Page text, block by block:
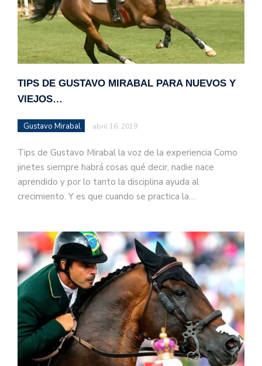
TIPS DE GUSTAVO MIRABAL PARA NUEVOS Y
VIEJOS…
Gustavo Mirabal abril 16, 2019
Tips de Gustavo Mirabal la voz de la experiencia Como
jinetes siempre habrá cosas qué decir, nadie nace
aprendido y por lo tanto la disciplina ayuda al
crecimiento. Y es que cuando se practica la…